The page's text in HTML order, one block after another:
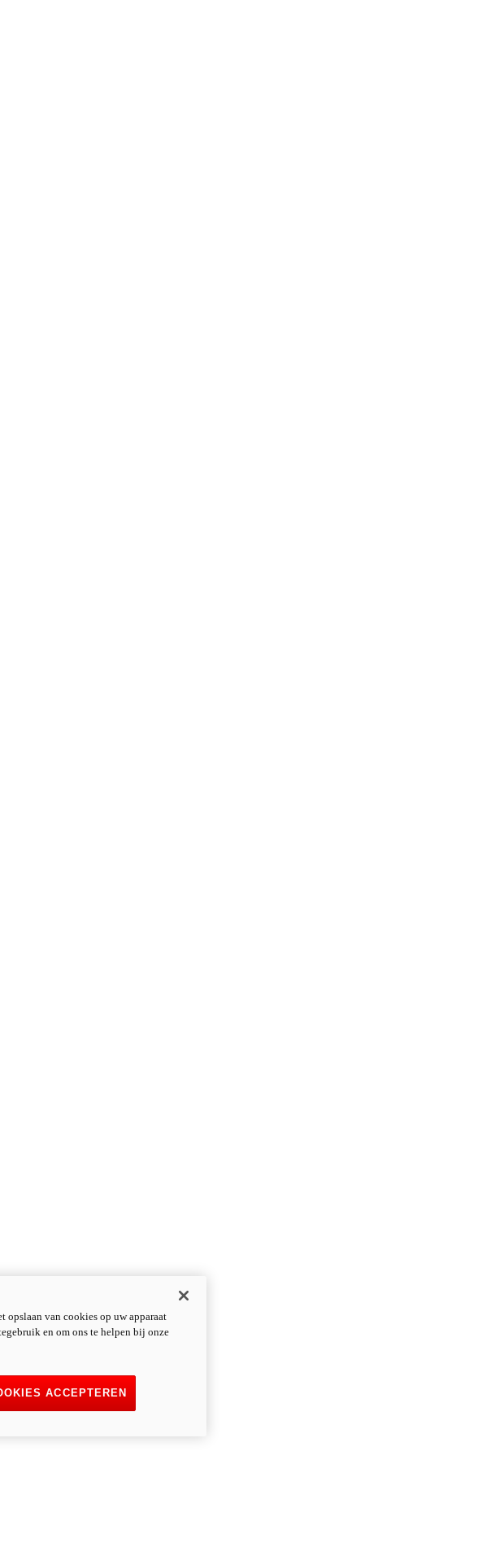
opslaan van cookies op uw apparaat
en om ons te helpen bij onze
ACCEPTEREN